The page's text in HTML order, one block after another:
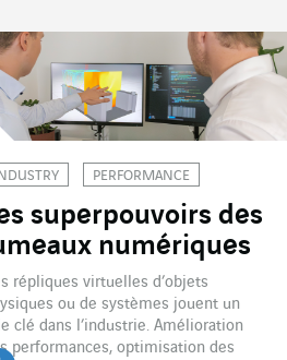
INDUSTRY PERFORMANCE
superpouvoirs des
numériques
répliques virtuelles d’objets
ou de systèmes jouent un
clé dans l’industrie. Amélioration
performances, optimisation des